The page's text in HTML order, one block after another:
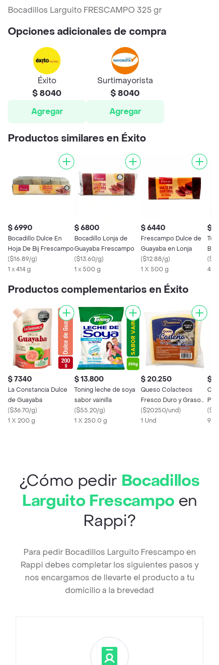
Bocadillos Larguito FRESCAMPO 325 gr
Opciones adicionales de compra
Éxito
$ 8040
Agregar
Surtimayorista
$ 8040
Agregar
Productos similares en Éxito
$ 6990
Bocadillo Dulce En
Hoja De Bij Frescampo
($16.89/g)
1 x 414 g
$ 6800
Bocadillo Lonja de
Guayaba Frescampo
($13.60/g)
1 x 500 g
$ 6440
Frescampo Dulce de
Guayaba en Lonja
($12.88/g)
1 X 500 g
$
(
Productos complementarios en Éxito
$ 7340
La Constancia Dulce
de Guayaba
($36.70/g)
1 X 200 g
$ 13.800
Toning leche de soya
sabor vainilla
($55.20/g)
1 X 250.0 g
$ 20.250
Queso Colacteos
Fresco Duro y Graso
(500 Gr)
($20250/und)
1 Und
$
(
90
¿Cómo pedir Bocadillos
Larguito Frescampo en
Rappi?
Para pedir Bocadillos Larguito Frescampo en
Rappi debes completar los siguientes pasos y
nos encargamos de llevarte el producto a tu
domicilio a la brevedad